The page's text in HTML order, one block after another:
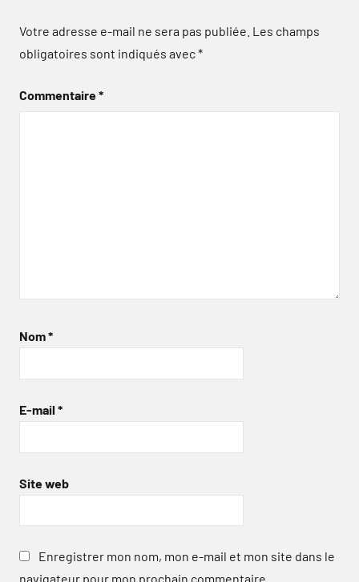
Votre adresse e-mail ne sera pas publiée. Les champs
obligatoires sont indiqués avec*
Commentaire*
Nom*
E-mail *
Site web
Enregistrer mon nom, mon e-mail et mon site dans le
navigateur pour mon prochain commentaire.